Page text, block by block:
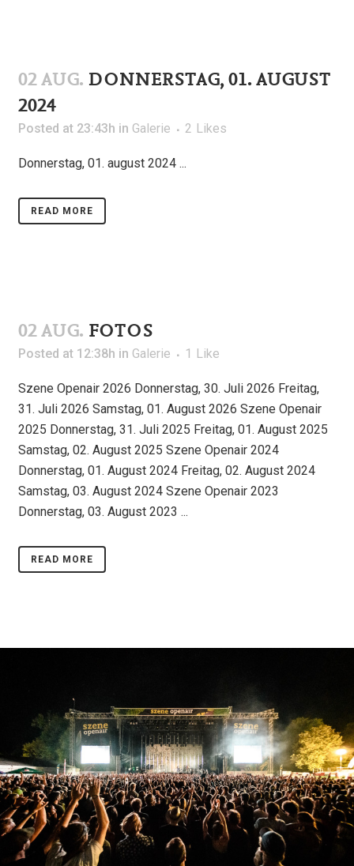
02 AUG. DONNERSTAG, 01. AUGUST
2024
Posted at 23:43h in Galerie 2 Likes
Donnerstag, 01. august 2024
READ MORE
02 AUG. FOTOS
Posted at 12:38h in Galerie 1 Like
Szene Openair 2026 Donnerstag, 30. Juli 2026 Freitag,
31. Juli 2026 Samstag, 01. August 2026 Szene Openair
2025 Donnerstag, 31. Juli 2025 Freitag, 01. August 2025
Samstag, 02. August 2025 Szene Openair 2024
Donnerstag, 01. August 2024 Freitag, 02. August 2024
Samstag, 03. August 2024 Szene Openair 2023
Donnerstag, 03. August 2023 ...
READ MORE